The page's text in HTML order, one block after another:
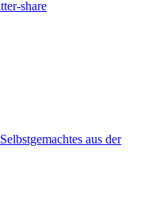
Selbstgemachtes aus der